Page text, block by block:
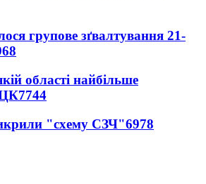
групове зґвалтування 21-
області найбільше
7744
"схему СЗЧ"6978